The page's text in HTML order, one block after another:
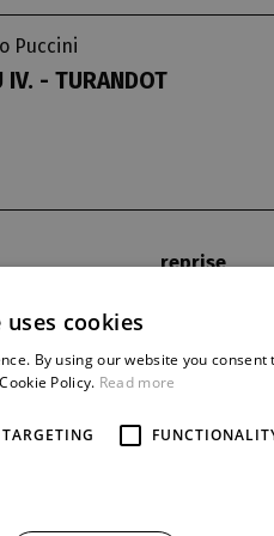
Puccini
IV. - TURANDOT
reprise
PRERSONS AND ACTORS
Turandot:
Iveta Jiříková
cookies
By using our website you consent
Policy. Read more
TARGETING